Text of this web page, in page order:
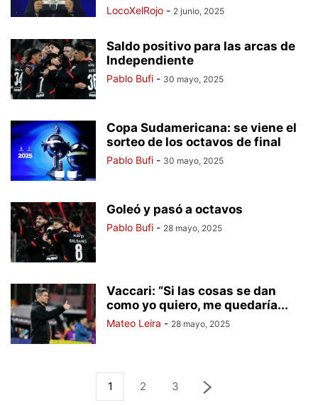
LocoXelRojo - 2 junio, 2025
Saldo positivo para las arcas de
Independiente
Pablo Bufi - 30 mayo, 2025
Copa Sudamericana: se viene el
sorteo de los octavos de final
Pablo Bufi - 30 mayo, 2025
Goleó y pasó a octavos
Pablo Bufi - 28 mayo, 2025
Vaccari: “Si las cosas se dan
como yo quiero, me quedaría...
Mateo Leira - 28 mayo, 2025
1 2 3